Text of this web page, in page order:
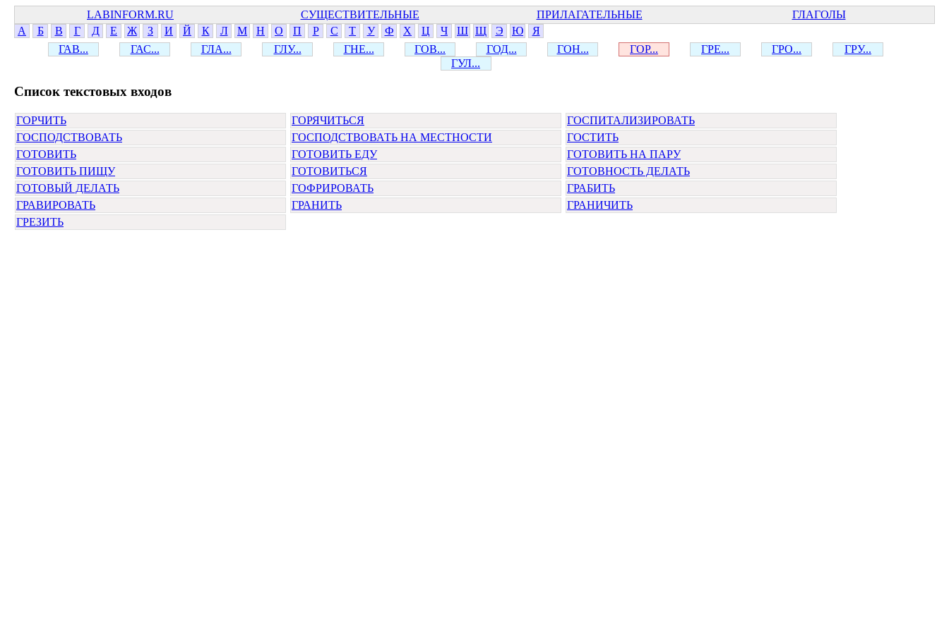
LABINFORM.RU СУЩЕСТВИТЕЛЬНЫЕ ПРИЛАГАТЕЛЬНЫЕ
ГЛАГОЛЫ
А
Б В Г Д Е Ж З И Й К Л М Н О П Р С Т У Ф Х Ц Ч Ш Щ Э Ю
Я
ГАВ...
ГАС... ГЛА... ГЛУ... ГНЕ... ГОВ... ГОД... ГОН... ГОР... ГРЕ... ГРО...
ГРУ...
ГУЛ...
Cписок текстовых входов
ГОРЧИТЬ ГОРЯЧИТЬСЯ
ГОСПИТАЛИЗИРОВАТЬ
ГОСПОДСТВОВАТЬ
ГОСПОДСТВОВАТЬ НА МЕСТНОСТИ
ГОСТИТЬ
ГОТОВИТЬ
ГОТОВИТЬ ЕДУ
ГОТОВИТЬ НА ПАРУ
ГОТОВИТЬ ПИЩУ
ГОТОВИТЬСЯ
ГОТОВНОСТЬ ДЕЛАТЬ
ГОТОВЫЙ ДЕЛАТЬ
ГОФРИРОВАТЬ
ГРАБИТЬ
ГРАВИРОВАТЬ
ГРАНИТЬ
ГРАНИЧИТЬ
ГРЕЗИТЬ